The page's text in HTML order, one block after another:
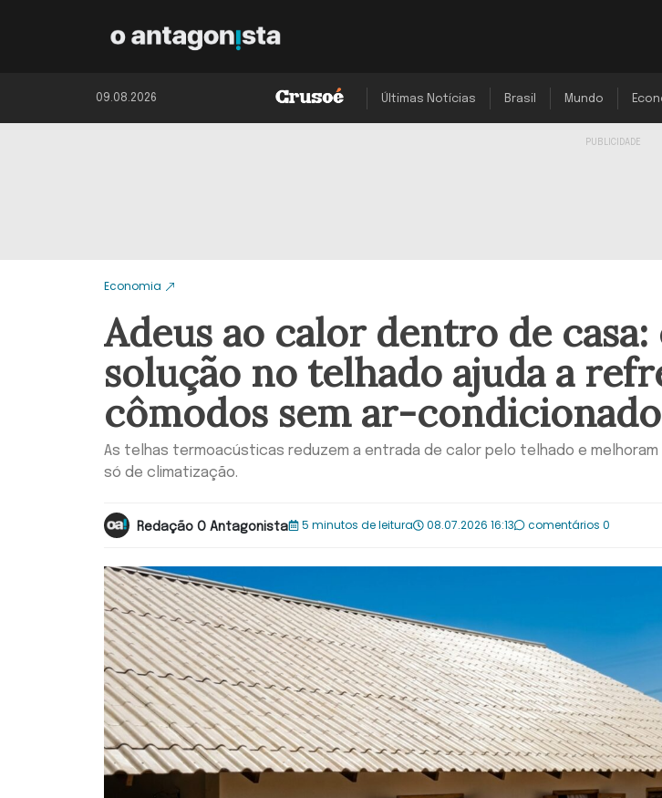
09.08.2026 Últimas Notícias Brasil Mundo
Economia
Adeus ao calor dentro de casa:
solução no telhado ajuda a
cômodos sem ar-condicionado
As telhas termoacústicas reduzem a entrada de calor pelo telhado e
só de climatização.
Redação O Antagonista 5 minutos de leitura 08.07.2026 16:13 comentários 0